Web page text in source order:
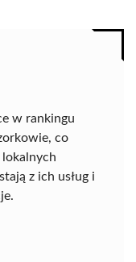
w rankingu
co
z ich usług i